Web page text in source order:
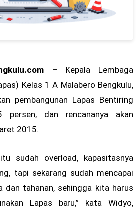
– Kepala Lembaga
Kelas 1 A Malabero Bengkulu,
pembangunan Lapas Bentiring
persen, dan rencananya akan
2015.
sudah overload, kapasitasnya
tapi sekarang sudah mencapai
dan tahanan, sehingga kita harus
Lapas baru,” kata Widyo,